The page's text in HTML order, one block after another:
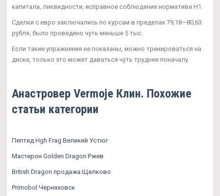
капитала, ликвидности, исправное соблюдение норматива Н1.
Сделки с евро заключались по курсам в пределах 79,18—80,63
рубля, было проведено чуть меньше 5 тыс.
Если такие упражнения не показаны, можно тренироваться на
диске, только это может даваться чуть труднее поначалу.
Анастровер Vermoje Клин. Похожие
статьи категории
Пептид Hgh Frag Великий Устюг
Мастерон Golden Dragon Ржев
British Dragon продажа Щелково
Primobol Черняховск